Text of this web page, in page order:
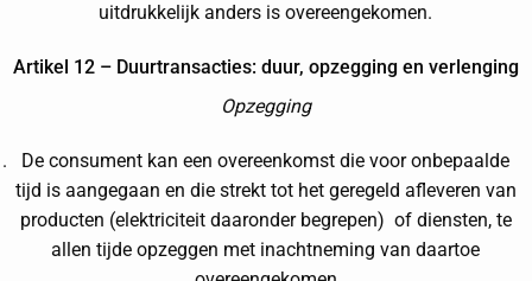
uitdrukkelijk anders is overeengekomen.
Artikel 12 – Duurtransacties: duur, opzegging en verlenging
Opzegging
De consument kan een overeenkomst die voor onbepaalde
tijd is aangegaan en die strekt tot het geregeld afleveren van
producten (elektriciteit daaronder begrepen) of diensten, te
allen tijde opzeggen met inachtneming van daartoe